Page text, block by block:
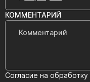
КОММЕНТАРИЙ
Согласие на обработку